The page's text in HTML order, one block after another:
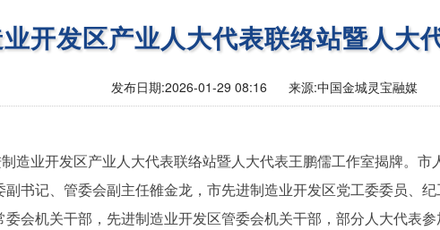
开发区产业人大代表联络站暨人大
发布日期:2026-01-29 08:16 来源:中国金城灵宝融媒
造业开发区产业人大代表联络站暨人大代表王鹏儒工作室揭牌。市
书记、管委会副主任雒金龙，市先进制造业开发区党工委委员、
会机关干部，先进制造业开发区管委会机关干部，部分人大代表参